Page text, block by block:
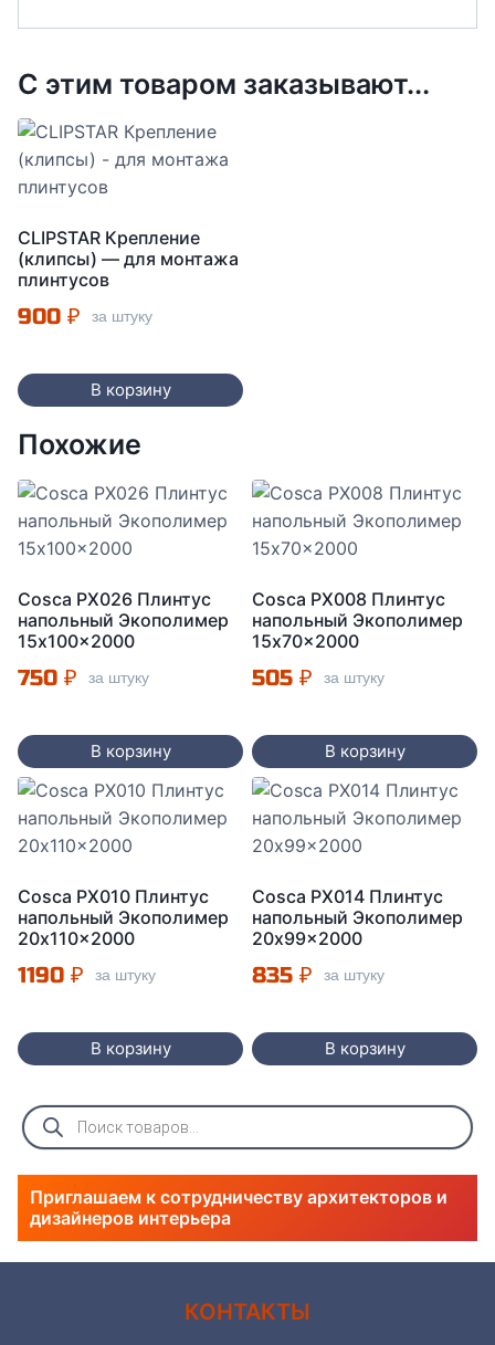
С этим товаром заказывают...
CLIPSTAR Крепление
(клипсы) — для монтажа
плинтусов
900 ₽ за штуку
В корзину
Похожие
Cosca PX026 Плинтус
напольный Экополимер
15x100x2000
750 ₽ за штуку
В корзину
Cosca PX008 Плинтус
напольный Экополимер
15x70x2000
505 ₽ за штуку
В корзину
Cosca PX010 Плинтус
напольный Экополимер
20x110x2000
1190 ₽ за штуку
В корзину
Cosca PX014 Плинтус
напольный Экополимер
20x99x2000
835 ₽ за штуку
В корзину
Поиск
товаров
Приглашаем к сотрудничеству архитекторов и
дизайнеров интерьера
КОНТАКТЫ